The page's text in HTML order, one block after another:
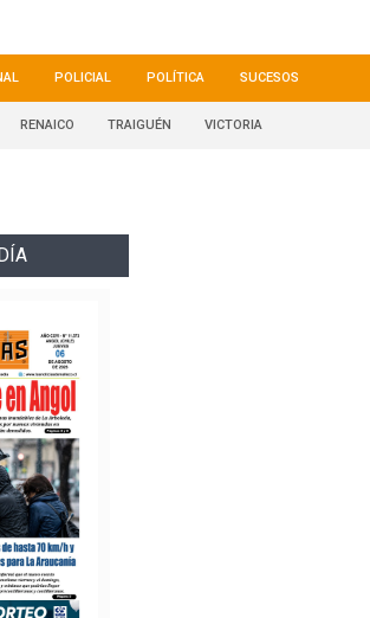
POLICIAL POLÍTICA SUCESOS
RENAICO TRAIGUÉN VICTORIA